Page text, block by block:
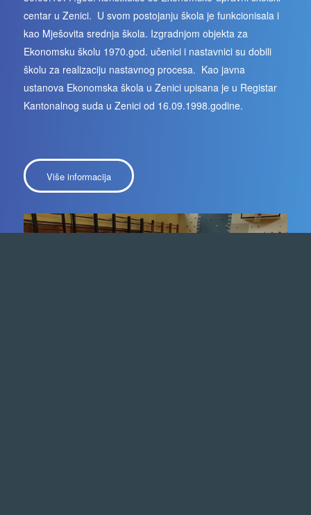
centar u Zenici. U svom postojanju škola je funkcionisala i
kao Mješovita srednja škola. Izgradnjom objekta za
Ekonomsku školu 1970.god. učenici i nastavnici su dobili
školu za realizaciju nastavnog procesa. Kao javna
ustanova Ekonomska škola u Zenici upisana je u Registar
Kantonalnog suda u Zenici od 16.09.1998.godine.
Više informacija